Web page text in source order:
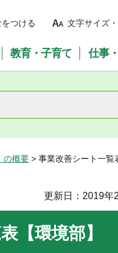
つける 文字サイズ
教育・子育て 仕事
の概要 > 事業改善シート一覧
更新日：2019年
【環境部】